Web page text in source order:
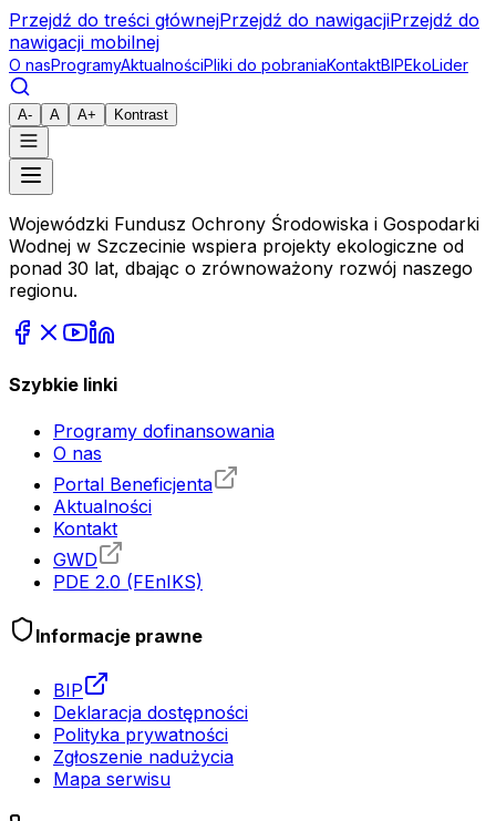
Przejdź do treści głównejPrzejdź do nawigacjiPrzejdź do
nawigacji mobilnej
O nasProgramyAktualnościPliki do pobraniaKontaktBIPEkoLider
A- A A+ Kontrast
Wojewódzki Fundusz Ochrony Środowiska i Gospodarki
Wodnej w Szczecinie wspiera projekty ekologiczne od
ponad 30 lat, dbając o zrównoważony rozwój naszego
regionu.
Szybkie linki
Programy dofinansowania
O nas
Portal Beneficjenta
Aktualności
Kontakt
GWD
PDE 2.0 (FEnIKS)
Informacje prawne
BIP
Deklaracja dostępności
Polityka prywatności
Zgłoszenie nadużycia
Mapa serwisu